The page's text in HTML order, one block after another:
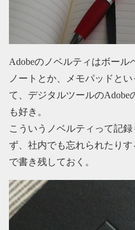
Adobeのノベルティはボー
ノートとか、メモパッドと
て、デジタルツールのAdobe
も好き。
こういうノベルティって記
ず、社内でも忘れられたり
で書き残しておく。